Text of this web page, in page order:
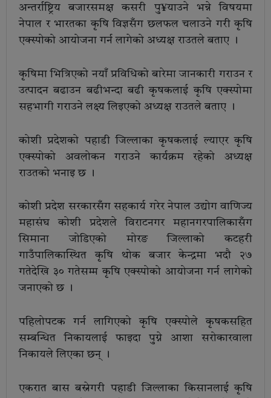
अन्तर्राष्ट्रिय बजारसमक्ष कसरी पु¥याउने भन्ने विषयमा
नेपाल र भारतका कृषि विज्ञसँग छलफल चलाउने गरी कृषि
एक्स्पोको आयोजना गर्न लागेको अध्यक्ष राउतले बताए ।
कृषिमा भित्रिएको नयाँ प्रविधिको बारेमा जानकारी गराउन र
उत्पादन बढाउन बढीभन्दा बढी कृषकलाई कृषि एक्स्पोमा
सहभागी गराउने लक्ष्य लिइएको अध्यक्ष राउतले बताए ।
कोशी प्रदेशको पहाडी जिल्लाका कृषकलाई ल्याएर कृषि
एक्स्पोको अवलोकन गराउने कार्यक्रम रहेको अध्यक्ष
राउतको भनाइ छ ।
कोशी प्रदेश सरकारसँग सहकार्य गरेर नेपाल उद्योग वाणिज्य
महासंघ कोशी प्रदेशले विराटनगर महानगरपालिकासँग
सिमाना जोडिएको मोरङ जिल्लाको कटहरी
गाउँपालिकास्थित कृषि थोक बजार केन्द्रमा भदौ २७
गतेदेखि ३० गतेसम्म कृषि एक्स्पोको आयोजना गर्न लागेको
जनाएको छ ।
पहिलोपटक गर्न लागिएको कृषि एक्स्पोले कृषकसहित
सम्बन्धित निकायलाई फाइदा पुग्ने आशा सरोकारवाला
निकायले लिएका छन् ।
एकरात बास बस्नेगरी पहाडी जिल्लाका किसानलाई कृषि